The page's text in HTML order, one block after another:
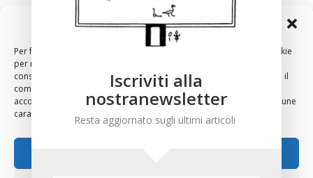
Gestisci Consenso Cookie
Per fornire le migliori esperienze, utilizziamo tecnologie come i cookie
per memorizzare e/o accedere alle informazioni del dispositivo. Il
consenso a queste tecnologie ci permetterà di elaborare dati come il
comportamento di navigazione o ID unici su questo sito. Non
acconsentire o ritirare il consenso può influire negativamente su alcune
caratteristiche e funzioni.
2024 – Copyright – Associazione Culturale Anthropos, Via
Sirte 36, 00196 Roma
Iscriviti alla
nostranewsletter
Resta aggiornato sugli ultimi articoli